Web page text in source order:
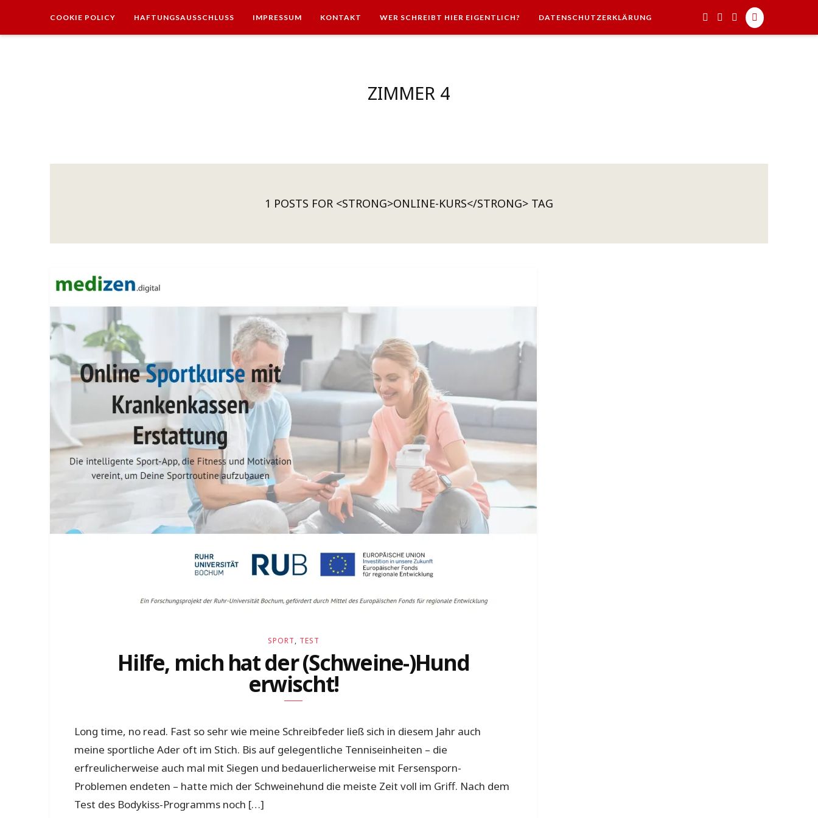
COOKIE POLICY HAFTUNGSAUSSCHLUSS IMPRESSUM KONTAKT WER SCHREIBT HIER EIGENTLICH? DATENSCHUTZERKLÄRUNG
ZIMMER 4
1 POSTS FOR <STRONG>ONLINE-KURS</STRONG> TAG
SPORT, TEST
Hilfe, mich hat der (Schweine-)Hund
erwischt!
Long time, no read. Fast so sehr wie meine Schreibfeder ließ sich in diesem Jahr auch
meine sportliche Ader oft im Stich. Bis auf gelegentliche Tenniseinheiten – die
erfreulicherweise auch mal mit Siegen und bedauerlicherweise mit Fersensporn-
Problemen endeten – hatte mich der Schweinehund die meiste Zeit voll im Griff. Nach dem
Test des Bodykiss-Programms noch […]